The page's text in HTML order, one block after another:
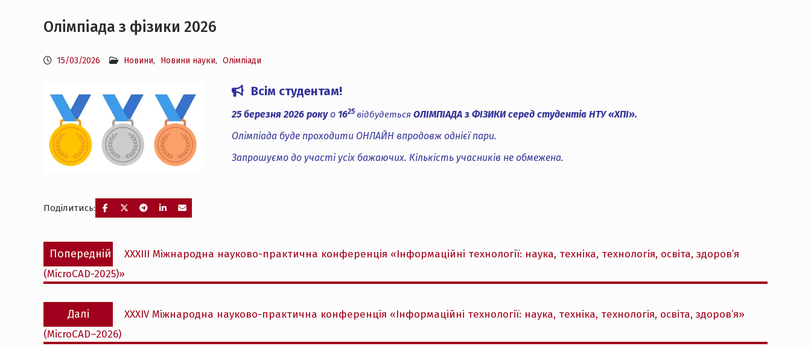
Олімпіада з фізики 2026
15/03/2026 Новини, Новини науки, Олімпіади
Всім студентам!
25 березня 2026 рокуо 1625відбудеться ОЛІМПІАДА з ФІЗИКИ серед студентів НТУ «ХПІ».
Олімпіада буде проходити ОНЛАЙН впродовж однієї пари.
Запрошуємо до участі усіх бажаючих. Кількість учасників не обмежена.
Поділитись:
Навігація
записів
Попередній
Попередній
запис:
XXXІІI Міжнародна науково-практична конференція «Інформаційні технології: наука, техніка, технологія, освіта, здоров’я
(MicroCAD-2025)»
Далі
Наступний
запис:
XXXІV Міжнародна науково-практична конференція «Інформаційні технології: наука, техніка, технологія, освіта, здоров’я»
(MicroCAD–2026)